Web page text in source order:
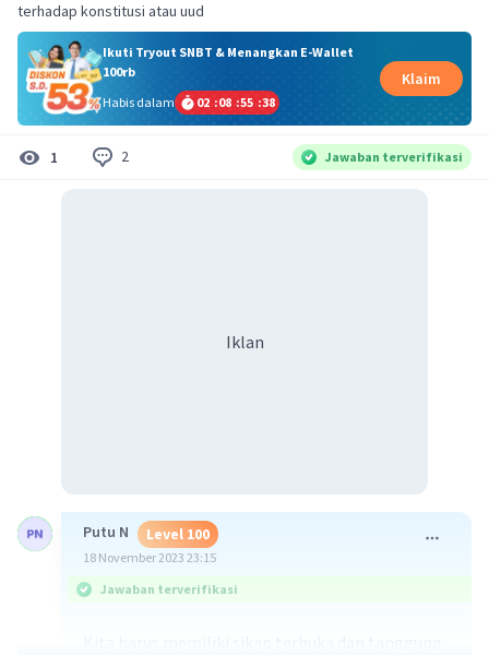
terhadap konstitusi atau uud
Ikuti Tryout SNBT & Menangkan E-Wallet
100rb
Habis dalam
02 :08 :55 :37
Klaim
1 2 Jawaban terverifikasi
Iklan
Putu N Level 100
18 November 2023 23:15
Jawaban terverifikasi